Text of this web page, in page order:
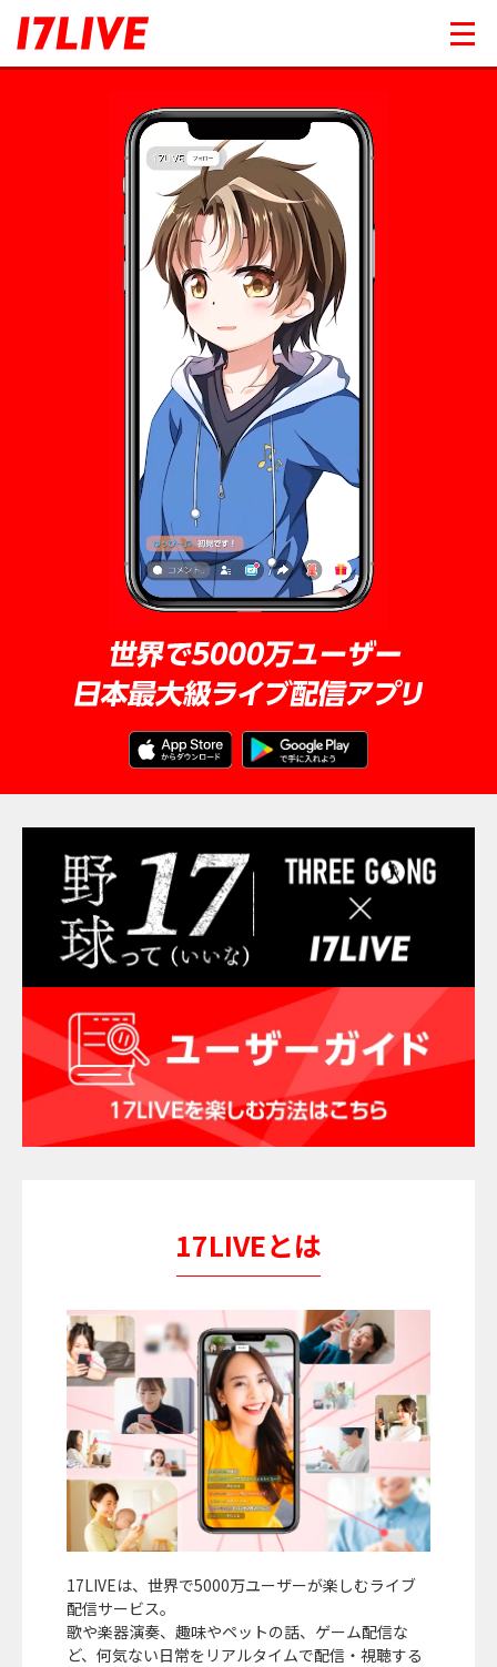
17LIVEとは
17LIVEは、世界で5000万ユーザーが楽しむライブ
配信サービス。
歌や楽器演奏、趣味やペットの話、ゲーム配信な
ど、何気ない日常をリアルタイムで配信・視聴する